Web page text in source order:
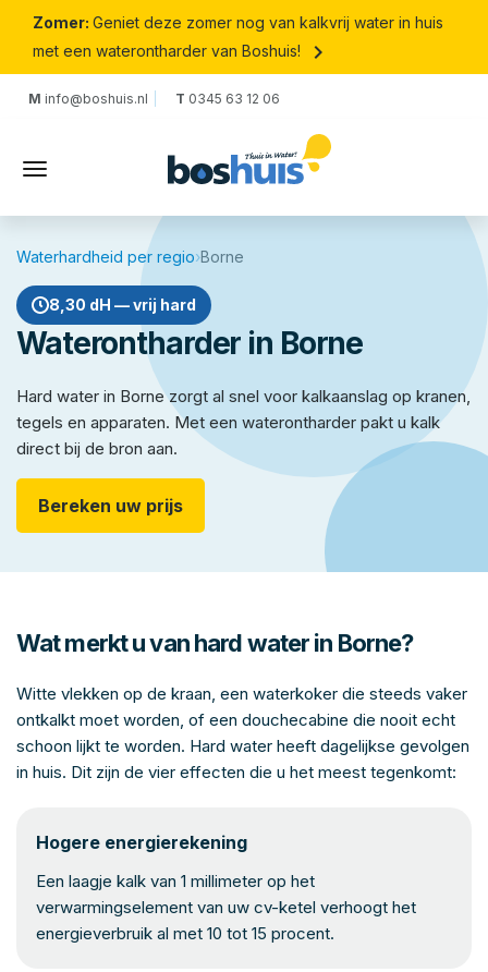
Zomer: Geniet deze zomer nog van kalkvrij water in huis
met een waterontharder van Boshuis!
keyboard_arrow_right
M info@boshuis.nl T 0345 63 12 06
Waterhardheid per regio›Borne
8,30 dH — vrij hard
Waterontharder in Borne
Hard water in Borne zorgt al snel voor kalkaanslag op kranen,
tegels en apparaten. Met een waterontharder pakt u kalk
direct bij de bron aan.
Bereken uw prijs
Wat merkt u van hard water in Borne?
Witte vlekken op de kraan, een waterkoker die steeds vaker
ontkalkt moet worden, of een douchecabine die nooit echt
schoon lijkt te worden. Hard water heeft dagelijkse gevolgen
in huis. Dit zijn de vier effecten die u het meest tegenkomt:
Hogere energierekening
Een laagje kalk van 1 millimeter op het
verwarmingselement van uw cv-ketel verhoogt het
energieverbruik al met 10 tot 15 procent.